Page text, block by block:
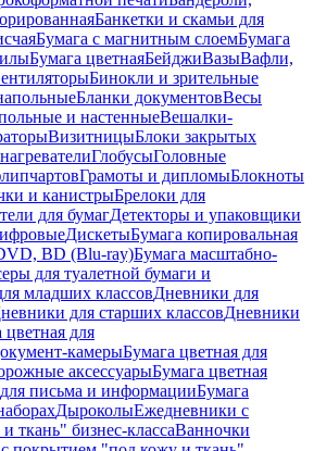
Банкетки и скамьи для
Бумага с магнитным слоемБумага
Бумага цветнаяБейджиВазыВафли,
Бинокли и зрительные
Бланки документовВесы
и настенныеВешалки-
ВизитницыБлоки закрытых
ГлобусыГоловные
Грамоты и дипломыБлокноты
и канистрыБрелоки для
для бумагДетекторы и упаковщики
ДискетыБумага копировальная
BD (Blu-ray)Бумага масштабно-
для туалетной бумаги и
младших классовДневники для
для старших классовДневники
цветная для
камерыБумага цветная для
аксессуарыБумага цветная
письма и информацииБумага
ДыроколыЕжедневники с
ткань" бизнес-классаВанночки